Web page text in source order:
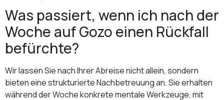
Was passiert, wenn ich nach der
Woche auf Gozo einen Rückfall
befürchte?
Wir lassen Sie nach Ihrer Abreise nicht allein, sondern
bieten eine strukturierte Nachbetreuung an. Sie erhalten
während der Woche konkrete mentale Werkzeuge, mit